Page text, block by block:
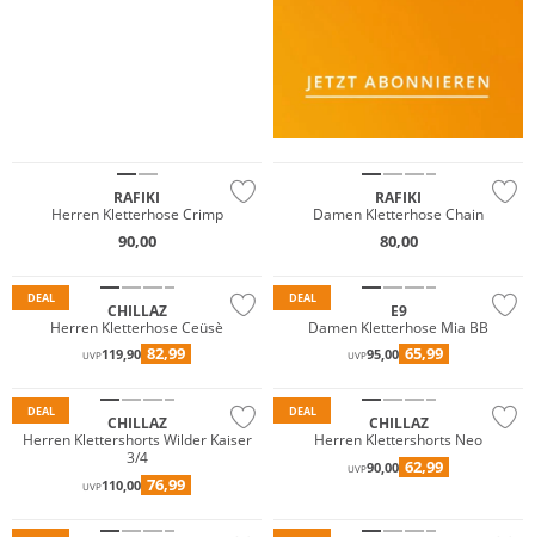
RAFIKI
Herren Kletterhose Crimp
90,00
RAFIKI
Damen Kletterhose Chain
80,00
DEAL
CHILLAZ
Herren Kletterhose Ceüsè
UVP119,90 82,99
DEAL
E9
Damen Kletterhose Mia BB
UVP95,00 65,99
DEAL
CHILLAZ
Herren Klettershorts Wilder Kaiser
3/4
UVP110,00 76,99
DEAL
CHILLAZ
Herren Klettershorts Neo
UVP90,00 62,99